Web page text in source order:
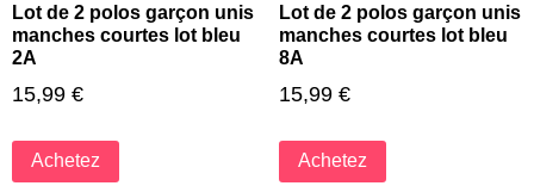
Lot de 2 polos garçon unis
manches courtes lot bleu
2A
15,99 €
Achetez
Lot de 2 polos garçon unis
manches courtes lot bleu
8A
15,99 €
Achetez